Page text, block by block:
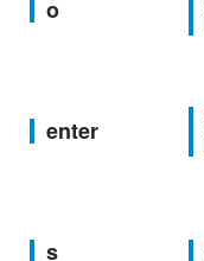
o
enter
s